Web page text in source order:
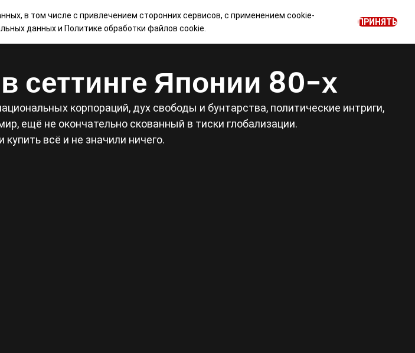
КОНТАКТЫ БЛОГ НОВОСТИ
0
сеттинге Японии 80-х
корпораций, дух свободы и бунтарства, политические интриги,
ещё не окончательно скованный в тиски глобализации.
купить всё и не значили ничего.
в том числе с привлечением сторонних сервисов, с применением cookie-
данныхи Политике обработки файлов cookie.
ПРИНЯТЬ